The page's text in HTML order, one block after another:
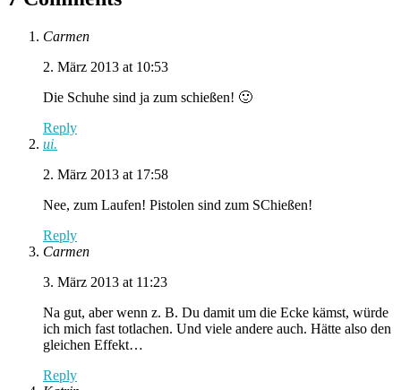
Carmen
2. März 2013 at 10:53
Die Schuhe sind ja zum schießen! 🙂
Reply
ui.
2. März 2013 at 17:58
Nee, zum Laufen! Pistolen sind zum SChießen!
Reply
Carmen
3. März 2013 at 11:23
Na gut, aber wenn z. B. Du damit um die Ecke kämst, würde
ich mich fast totlachen. Und viele andere auch. Hätte also den
gleichen Effekt…
Reply